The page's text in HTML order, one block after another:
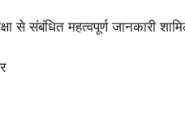
से संबंधित महत्वपूर्ण जानकारी